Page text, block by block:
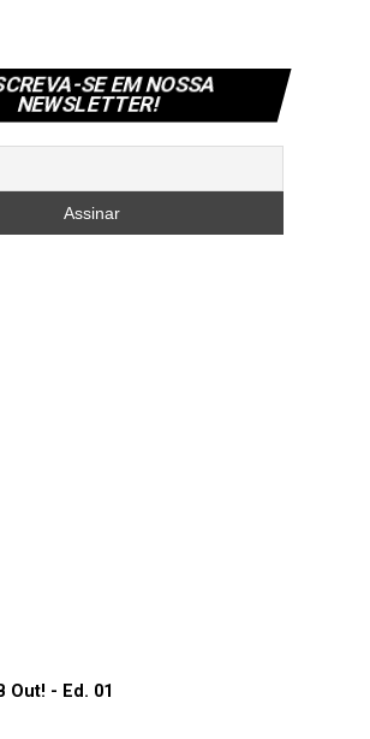
SE EM NOSSA
NEWSLETTER!
Out! - Ed. 01